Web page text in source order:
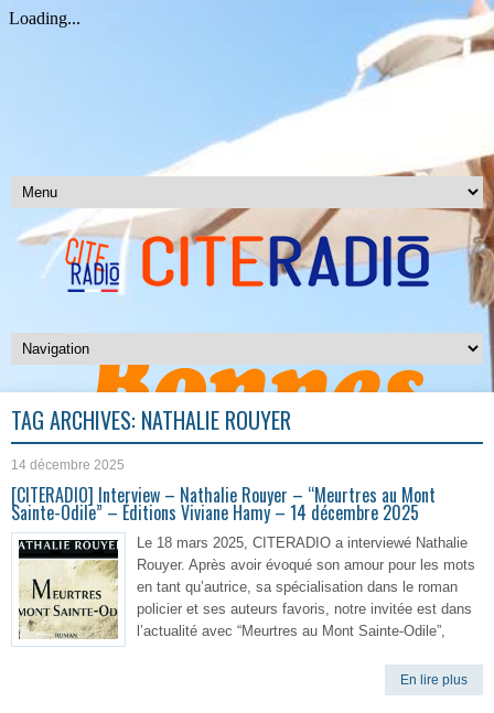
TAG ARCHIVES: NATHALIE ROUYER
14 décembre 2025
[CITERADIO] Interview – Nathalie Rouyer – “Meurtres au Mont
Sainte-Odile” – Éditions Viviane Hamy – 14 décembre 2025
Le 18 mars 2025, CITERADIO a interviewé Nathalie
Rouyer. Après avoir évoqué son amour pour les mots
en tant qu’autrice, sa spécialisation dans le roman
policier et ses auteurs favoris, notre invitée est dans
l’actualité avec “Meurtres au Mont Sainte-Odile”,
En lire plus